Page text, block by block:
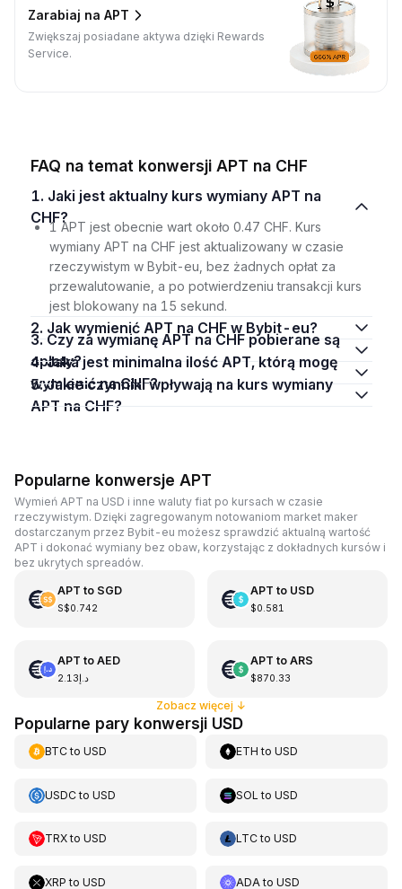
Zarabiaj na APT
Zwiększaj posiadane aktywa dzięki Rewards
Service.
FAQ na temat konwersji APT na CHF
1. Jaki jest aktualny kurs wymiany APT na
CHF?
1 APT jest obecnie wart około 0.47 CHF. Kurs
wymiany APT na CHF jest aktualizowany w czasie
rzeczywistym w Bybit-eu, bez żadnych opłat za
przewalutowanie, a po potwierdzeniu transakcji kurs
jest blokowany na 15 sekund.
2. Jak wymienić APT na CHF w Bybit-eu?
3. Czy za wymianę APT na CHF pobierane są
opłaty?
4. Jaka jest minimalna ilość APT, którą mogę
wymienić na CHF?
5. Jakie czynniki wpływają na kurs wymiany
APT na CHF?
Popularne konwersje APT
Wymień APT na USD i inne waluty fiat po kursach w czasie
rzeczywistym. Dzięki zagregowanym notowaniom market maker
dostarczanym przez Bybit-eu możesz sprawdzić aktualną wartość
APT i dokonać wymiany bez obaw, korzystając z dokładnych kursów i
bez ukrytych spreadów.
APT to SGD
S$0.742
APT to USD
$0.581
APT to AED
د.إ2.13
APT to ARS
$870.33
Zobacz więcej ↓
Popularne pary konwersji USD
BTCto USD ETH toUSD
USDCto USD SOL toUSD
TRXto USD LTCtoUSD
XRP to USD ADA toUSD